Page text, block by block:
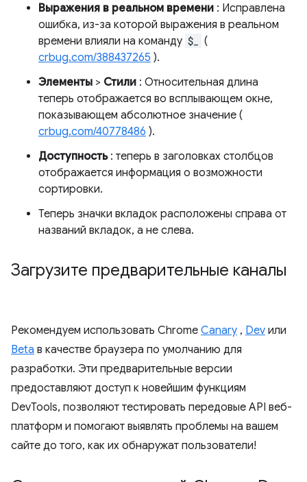
Выражения в реальном времени : Исправлена ​​
ошибка, из-за которой выражения в реальном
времени влияли на команду $_
(
crbug.com/388437265 ).
Элементы > Стили : Относительная длина
теперь отображается во всплывающем окне,
показывающем абсолютное значение (
crbug.com/40778486 ).
Доступность: теперь в заголовках столбцов
отображается информация о возможности
сортировки.
Теперь значки вкладок расположены справа от
названий вкладок, а не слева.
Загрузите предварительные каналы
Рекомендуем использовать Chrome Canary , Dev или
Beta в качестве браузера по умолчанию для
разработки. Эти предварительные версии
предоставляют доступ к новейшим функциям
DevTools, позволяют тестировать передовые API веб-
платформ и помогают выявлять проблемы на вашем
сайте до того, как их обнаружат пользователи!